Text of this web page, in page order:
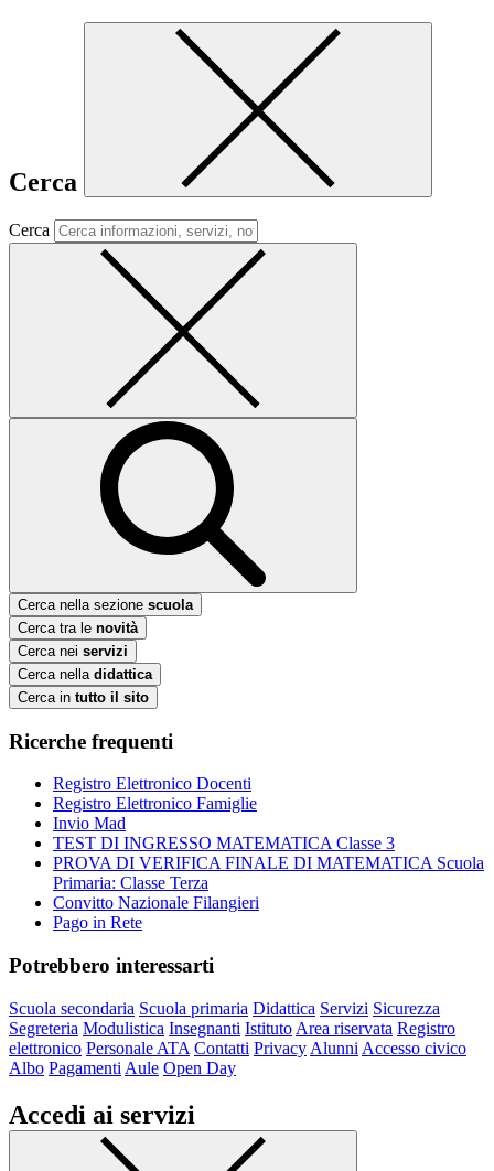
Cerca
Cerca
Cerca nella sezione scuola
Cerca tra le novità
Cerca nei servizi
Cerca nella didattica
Cerca in tutto il sito
Ricerche frequenti
Registro Elettronico Docenti
Registro Elettronico Famiglie
Invio Mad
TEST DI INGRESSO MATEMATICA Classe 3
PROVA DI VERIFICA FINALE DI MATEMATICA Scuola
Primaria: Classe Terza
Convitto Nazionale Filangieri
Pago in Rete
Potrebbero interessarti
Scuola secondaria Scuola primaria Didattica Servizi Sicurezza
Segreteria Modulistica Insegnanti Istituto Area riservata Registro
elettronico Personale ATA Contatti Privacy Alunni Accesso civico
Albo Pagamenti Aule Open Day
Accedi ai servizi